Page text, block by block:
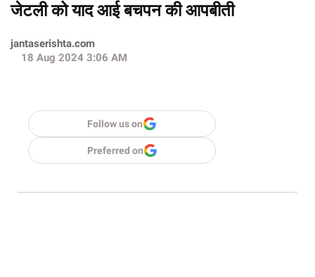
जेटली को याद आई बचपन की आपबीती
jantaserishta.com
18 Aug 2024 3:06 AM
Follow us on
Preferred on